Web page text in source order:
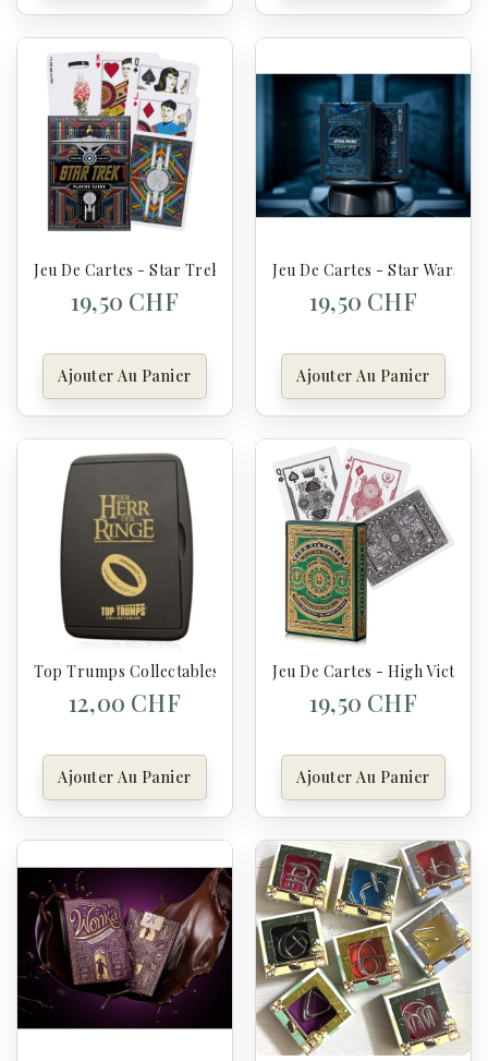
Jeu De Cartes - Star Trek
19,50 CHF
Ajouter Au Panier
Jeu De Cartes - Star Wars
19,50 CHF
Ajouter Au Panier
Top Trumps Collectables – Der Herr Der Ringe - Kartenspiel
12,00 CHF
Ajouter Au Panier
Jeu De Cartes - High
19,50 CHF
Ajouter Au Panier